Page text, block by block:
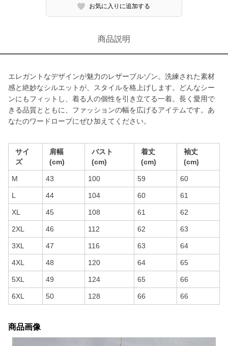
お気に入りに追加する
商品説明
エレガントなデザインが魅力のレザーブルゾン。洗練された素材
感と絶妙なシルエットが、スタイルを格上げします。どんなシー
ンにもフィットし、着る人の個性を引き立てる一着。長く愛用で
きる品質とともに、ファッションの幅を広げるアイテムです。あ
なたのワードローブにぜひ加えてください。
サイ
ズ
肩幅
(cm)
バスト
(cm)
着丈
(cm)
袖丈
(cm)
M 43 100 59 60
L 44 104 60 61
XL 45 108 61 62
2XL 46 112 62 63
3XL 47 116 63 64
4XL 48 120 64 65
5XL 49 124 65 66
6XL 50 128 66 66
商品画像